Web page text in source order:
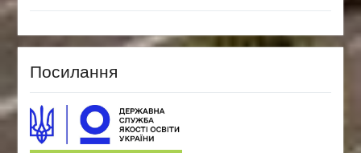
Посилання